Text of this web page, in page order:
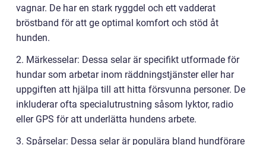
vagnar. De har en stark ryggdel och ett vadderat
bröstband för att ge optimal komfort och stöd åt
hunden.
2. Märkesselar: Dessa selar är specifikt utformade för
hundar som arbetar inom räddningstjänster eller har
uppgiften att hjälpa till att hitta försvunna personer. De
inkluderar ofta specialutrustning såsom lyktor, radio
eller GPS för att underlätta hundens arbete.
3. Spårselar: Dessa selar är populära bland hundförare